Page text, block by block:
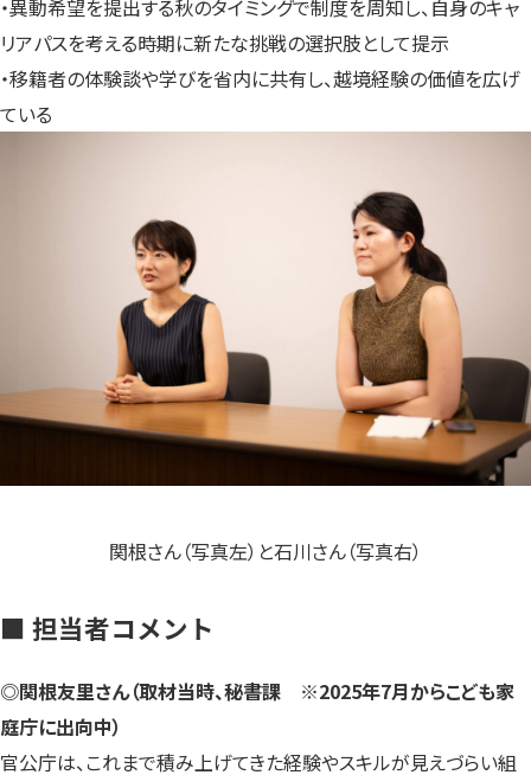
・異動希望を提出する秋のタイミングで制度を周知し、自身のキャ
リアパスを考える時期に新たな挑戦の選択肢として提示
・移籍者の体験談や学びを省内に共有し、越境経験の価値を広げ
ている
関根さん（写真左）と石川さん（写真右）
■ 担当者コメント
◎関根友里さん（取材当時、秘書課 ※2025年7月からこども家
庭庁に出向中）
官公庁は、これまで積み上げてきた経験やスキルが見えづらい組